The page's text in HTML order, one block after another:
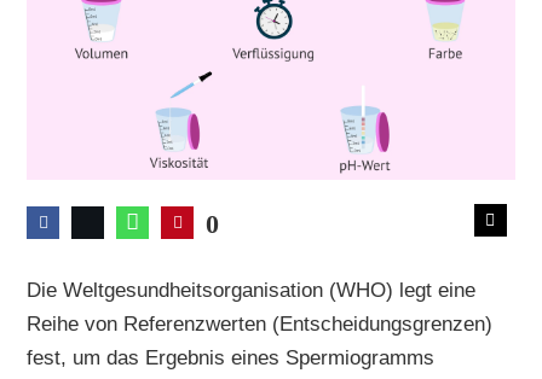
0
Die Weltgesundheitsorganisation (WHO) legt eine
Reihe von Referenzwerten (Entscheidungsgrenzen)
fest, um das Ergebnis eines Spermiogramms